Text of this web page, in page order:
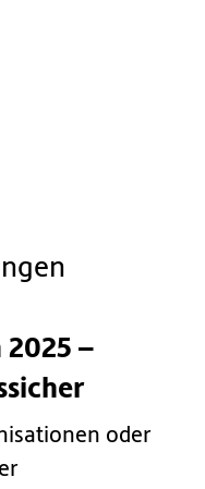
–
oder